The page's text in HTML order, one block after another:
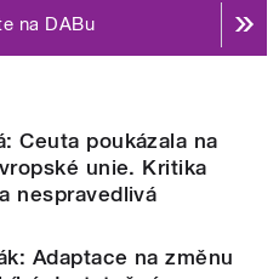
na DABu
Ceuta poukázala na
unie. Kritika
nespravedlivá
Adaptace na změnu